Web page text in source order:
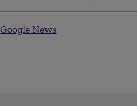
Google News